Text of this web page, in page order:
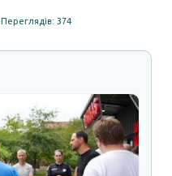
Переглядів: 374